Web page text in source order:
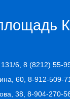
131/6, 8 (8212) 55-
60, 8-912-509-
38, 8-904-270-